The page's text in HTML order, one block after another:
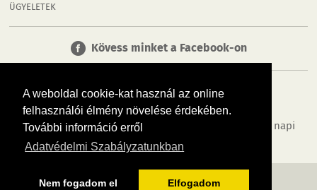
A weboldal cookie-kat használ az online
felhasználói élmény növelése érdekében.
További információ erről
Adatvédelmi Szabályzatunkban
Nem fogadom el Elfogadom
ÜGYELETEK
Kövess minket a Facebook-on
Tudj meg többet városodról! Hírek, programok, képek, napi
menü, cégek…. és minden, ami Győr
MÉDIAAJÁNLÓ ADATVÉDELEM IMPRESSZUM RÓLUNK